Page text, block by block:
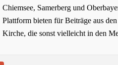
Chiemsee, Samerberg und
Plattform bieten für Beiträge aus
Kirche, die sonst vielleicht in den